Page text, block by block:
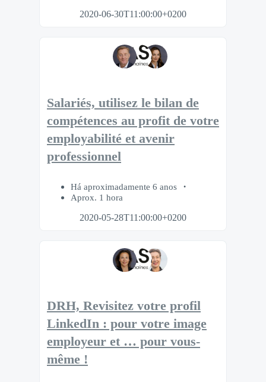
2020-06-30T11:00:00+0200
Salariés, utilisez le bilan de
compétences au profit de votre
employabilité et avenir
professionnel
Há aproximadamente 6 anos
Aprox. 1 hora
2020-05-28T11:00:00+0200
DRH, Revisitez votre profil
LinkedIn : pour votre image
employeur et … pour vous-
même !